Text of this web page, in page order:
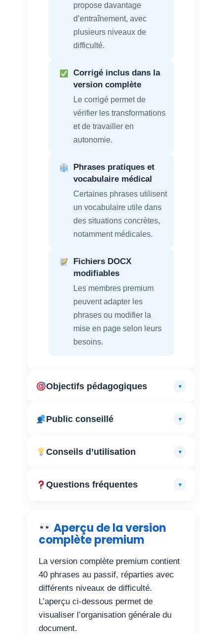
propose davantage
d’entraînement, avec
plusieurs niveaux de
difficulté.
Corrigé inclus dans la
version complète
Le corrigé permet de
vérifier les transformations
et de travailler en
autonomie.
Phrases pratiques et
vocabulaire médical
Certaines phrases utilisent
un vocabulaire utile dans
des situations concrètes,
notamment médicales.
Fichiers DOCX
modifiables
Les membres premium
peuvent adapter les
phrases ou modifier la
mise en page selon leurs
besoins.
Objectifs pédagogiques ▼
Public conseillé ▼
Conseils d’utilisation ▼
Questions fréquentes ▼
Aperçu de la version
complète premium
La version complète premium contient
40 phrases au passif, réparties avec
différents niveaux de difficulté.
L’aperçu ci-dessous permet de
visualiser l’organisation générale du
document.